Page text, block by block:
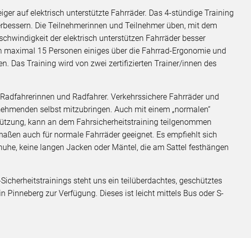
auf elektrisch unterstützte Fahrräder. Das 4-stündige Training
Die Teilnehmerinnen und Teilnehmer üben, mit dem
der elektrisch unterstützen Fahrräder besser
maximal 15 Personen einiges über die Fahrrad-Ergonomie und
Das Training wird von zwei zertifizierten Trainer/innen des
und Radfahrer. Verkehrssichere Fahrräder und
selbst mitzubringen. Auch mit einem „normalen“
kann an dem Fahrsicherheitstraining teilgenommen
auch für normale Fahrräder geeignet. Es empfiehlt sich
keine langen Jacken oder Mäntel, die am Sattel festhängen
steht uns ein teilüberdachtes, geschütztes
Pinneberg zur Verfügung. Dieses ist leicht mittels Bus oder S-